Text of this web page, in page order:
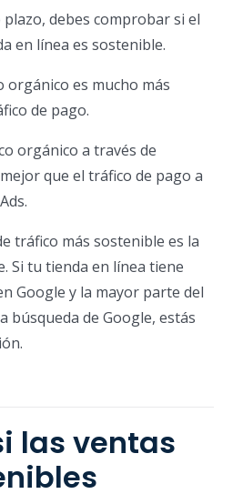
debes comprobar si el
en línea es sostenible.
orgánico es mucho más
de pago.
orgánico a través de
que el tráfico de pago a
tráfico más sostenible es la
Si tu tienda en línea tiene
Google y la mayor parte del
búsqueda de Google, estás
las ventas